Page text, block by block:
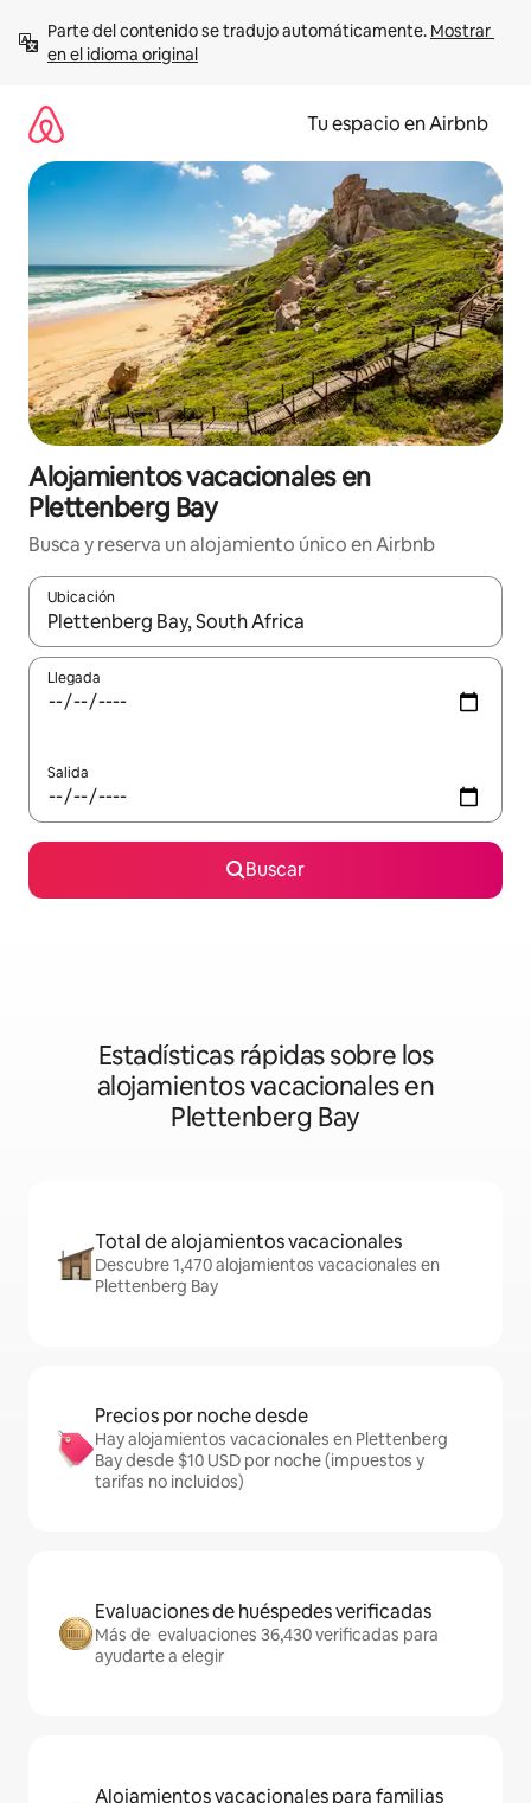
contenido
Parte del contenido se tradujo automáticamente. Mostrar
en el idioma original
Tu espacio en Airbnb
Alojamientos vacacionales en
Plettenberg Bay
Busca y reserva un alojamiento único en Airbnb
Ubicación
Cuando los resultados estén disponibles, podrás navegar
Llegada
Salida
Buscar
Estadísticas rápidas sobre los
alojamientos vacacionales en
Plettenberg Bay
Total de alojamientos vacacionales
Descubre 1,470 alojamientos vacacionales en
Plettenberg Bay
Precios por noche desde
Hay alojamientos vacacionales en Plettenberg
Bay desde $10 USD por noche (impuestos y
tarifas no incluidos)
Evaluaciones de huéspedes verificadas
Más de evaluaciones 36,430 verificadas para
ayudarte a elegir
Alojamientos vacacionales para familias